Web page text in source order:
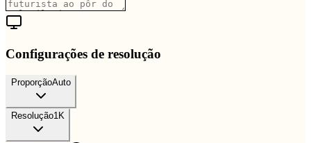
Configurações de resolução
ProporçãoAuto
Resolução1K